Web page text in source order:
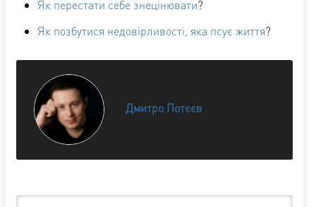
Як перестати себе знецінювати?
Як позбутися недовірливості, яка псує життя?
Дмитро Потєєв